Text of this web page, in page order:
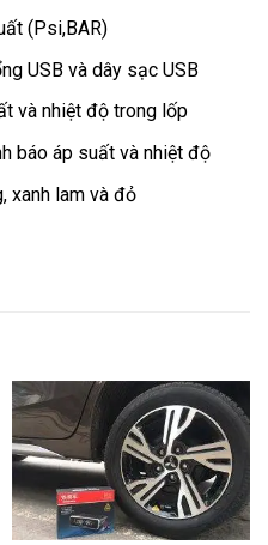
(Psi,BAR)
USB và dây sạc USB
và nhiệt độ trong lốp
báo áp suất và nhiệt độ
xanh lam và đỏ